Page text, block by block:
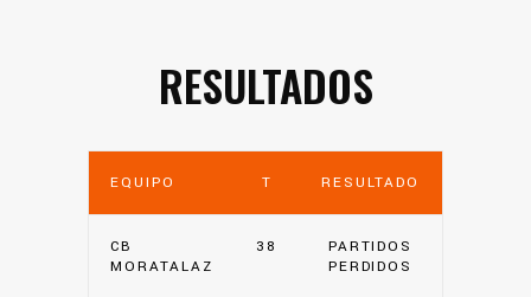
RESULTADOS
EQUIPO T RESULTADO
CB
MORATALAZ
38
PARTIDOS
PERDIDOS